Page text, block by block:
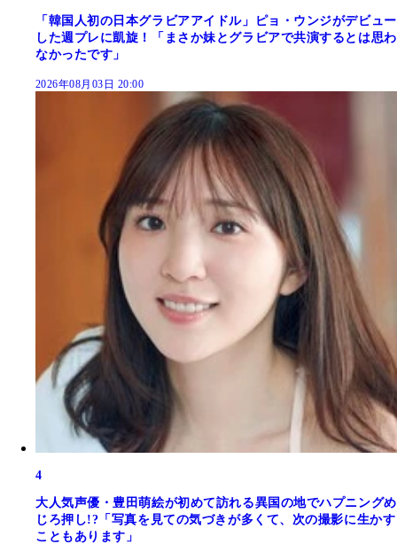
「韓国人初の日本グラビアアイドル」ピョ・ウンジがデビュー
した週プレに凱旋！「まさか妹とグラビアで共演するとは思わ
なかったです」
2026年08月03日 20:00
4
大人気声優・豊田萌絵が初めて訪れる異国の地でハプニングめ
じろ押し!?「写真を見ての気づきが多くて、次の撮影に生かす
こともあります」